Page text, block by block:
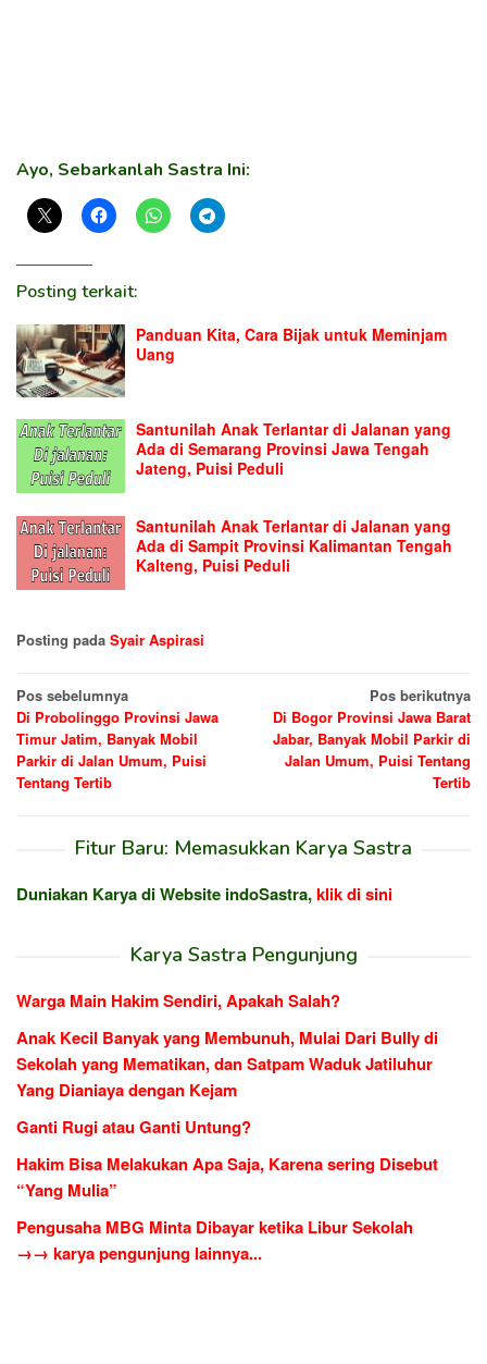
Ayo, Sebarkanlah Sastra Ini:
Posting terkait:
Panduan Kita, Cara Bijak untuk Meminjam
Uang
Santunilah Anak Terlantar di Jalanan yang
Ada di Semarang Provinsi Jawa Tengah
Jateng, Puisi Peduli
Santunilah Anak Terlantar di Jalanan yang
Ada di Sampit Provinsi Kalimantan Tengah
Kalteng, Puisi Peduli
Posting pada Syair Aspirasi
Navigasi
pos
Pos sebelumnya
Di Probolinggo Provinsi Jawa
Timur Jatim, Banyak Mobil
Parkir di Jalan Umum, Puisi
Tentang Tertib
Pos berikutnya
Di Bogor Provinsi Jawa Barat
Jabar, Banyak Mobil Parkir di
Jalan Umum, Puisi Tentang
Tertib
Fitur Baru: Memasukkan Karya Sastra
Duniakan Karya di Website indoSastra,klik di sini
Karya Sastra Pengunjung
Warga Main Hakim Sendiri, Apakah Salah?
Anak Kecil Banyak yang Membunuh, Mulai Dari Bully di
Sekolah yang Mematikan, dan Satpam Waduk Jatiluhur
Yang Dianiaya dengan Kejam
Ganti Rugi atau Ganti Untung?
Hakim Bisa Melakukan Apa Saja, Karena sering Disebut
“Yang Mulia”
Pengusaha MBG Minta Dibayar ketika Libur Sekolah
→→ karya pengunjung lainnya...